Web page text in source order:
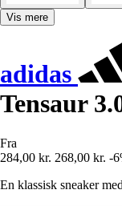
Vis mere
adidas
Tensaur
Fra
284,00 kr. 268,00 kr. -
En klassisk sneaker